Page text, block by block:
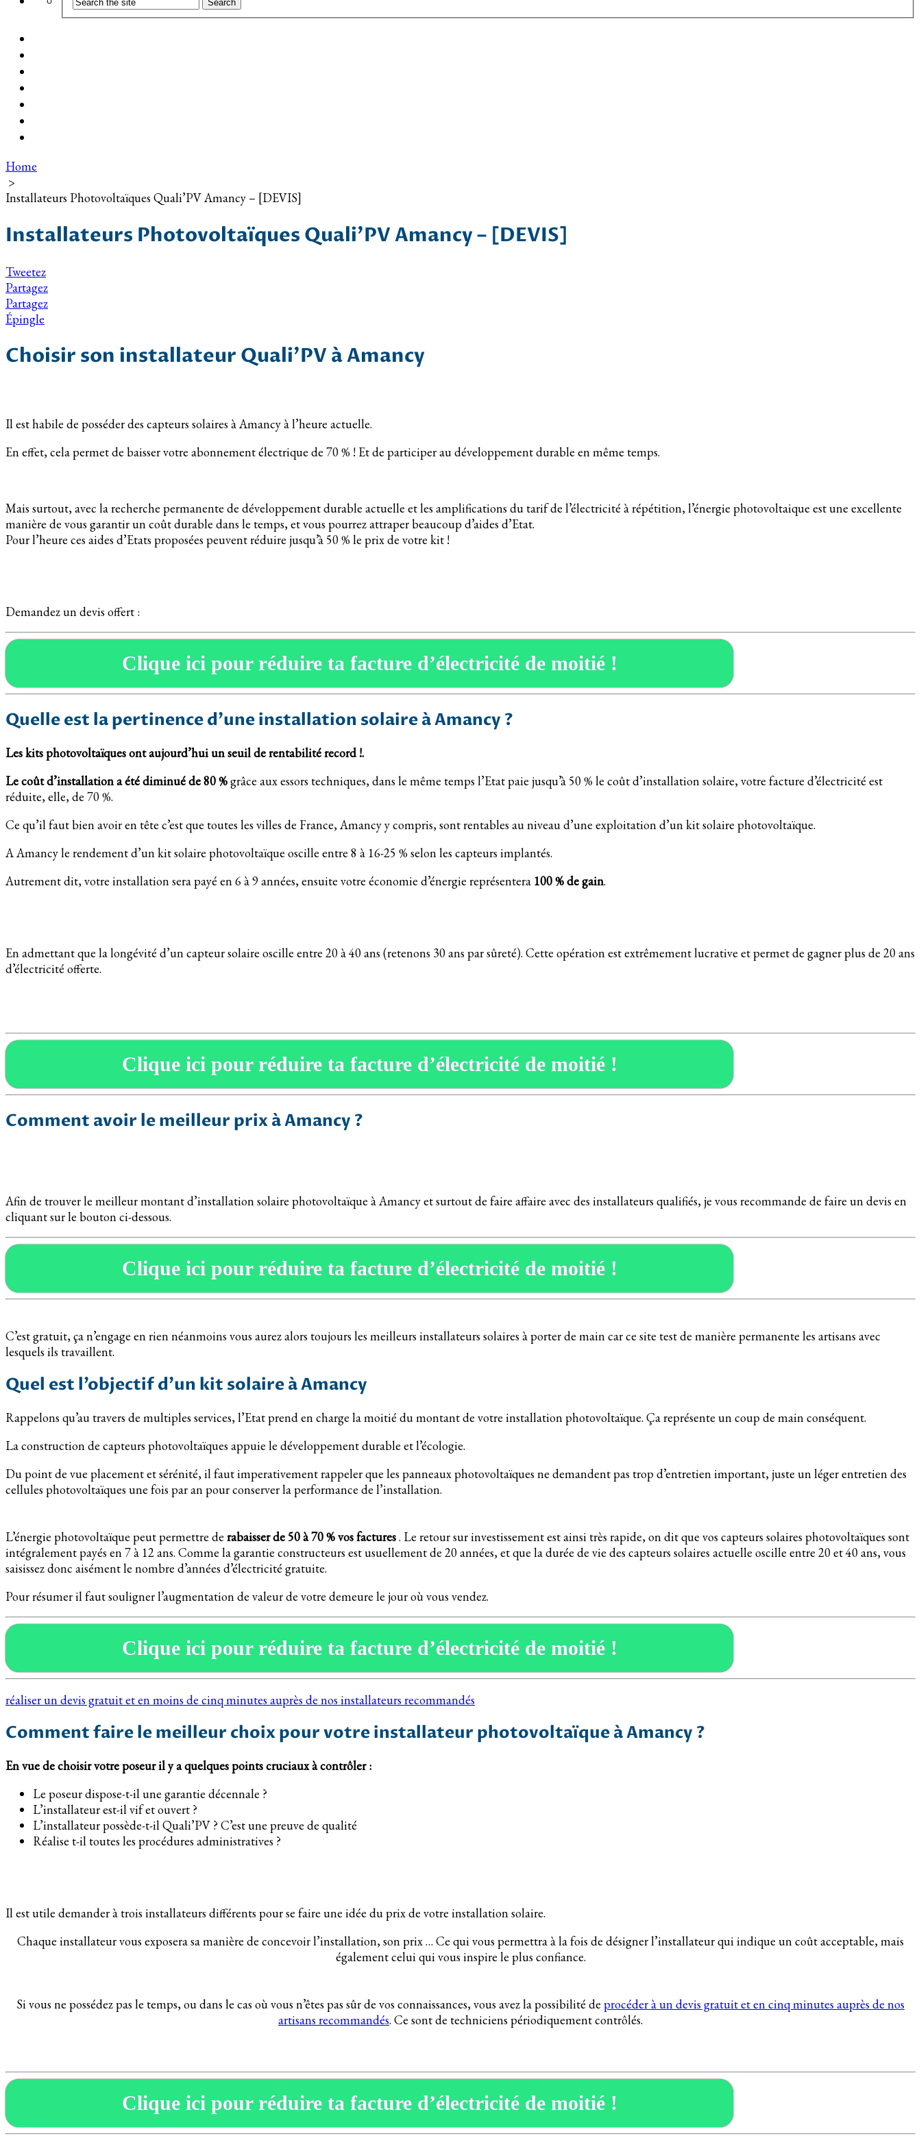
Home
>
Installateurs Photovoltaïques Quali’PV Amancy – [DEVIS]
Installateurs Photovoltaïques Quali’PV Amancy – [DEVIS]
Tweetez
Partagez
Partagez
Épingle
Choisir son installateur Quali’PV à Amancy
Il est habile de posséder des capteurs solaires à Amancy à l’heure actuelle.
En effet, cela permet de baisser votre abonnement électrique de 70 % ! Et de participer au développement durable en même temps.
Mais surtout, avec la recherche permanente de développement durable actuelle et les amplifications du tarif de l’électricité à répétition, l’énergie photovoltaique est une excellente
manière de vous garantir un coût durable dans le temps, et vous pourrez attraper beaucoup d’aides d’Etat.
Pour l’heure ces aides d’Etats proposées peuvent réduire jusqu’à 50 % le prix de votre kit !
Demandez un devis offert :
Clique ici pour réduire ta facture d’électricité de moitié !
Quelle est la pertinence d’une installation solaire à Amancy ?
Les kits photovoltaïques ont aujourd’hui un seuil de rentabilité record !.
Le coût d’installation a été diminué de 80 %grâce aux essors techniques, dans le même temps l’Etat paie jusqu’à 50 % le coût d’installation solaire, votre facture d’électricité est
réduite, elle, de 70 %.
Ce qu’il faut bien avoir en tête c’est que toutes les villes de France, Amancy y compris, sont rentables au niveau d’une exploitation d’un kit solaire photovoltaïque.
A Amancy le rendement d’un kit solaire photovoltaïque oscille entre 8 à 16-25 % selon les capteurs implantés.
Autrement dit, votre installation sera payé en 6 à 9 années, ensuite votre économie d’énergie représentera 100 % de gain.
En admettant que la longévité d’un capteur solaire oscille entre 20 à 40 ans (retenons 30 ans par sûreté). Cette opération est extrêmement lucrative et permet de gagner plus de 20 ans
d’électricité offerte.
Clique ici pour réduire ta facture d’électricité de moitié !
Comment avoir le meilleur prix à Amancy ?
Afin de trouver le meilleur montant d’installation solaire photovoltaïque à Amancy et surtout de faire affaire avec des installateurs qualifiés, je vous recommande de faire un devis en
cliquant sur le bouton ci-dessous.
Clique ici pour réduire ta facture d’électricité de moitié !
C’est gratuit, ça n’engage en rien néanmoins vous aurez alors toujours les meilleurs installateurs solaires à porter de main car ce site test de manière permanente les artisans avec
lesquels ils travaillent.
Quel est l’objectif d’un kit solaire à Amancy
Rappelons qu’au travers de multiples services, l’Etat prend en charge la moitié du montant de votre installation photovoltaïque. Ça représente un coup de main conséquent.
La construction de capteurs photovoltaïques appuie le développement durable et l’écologie.
Du point de vue placement et sérénité, il faut imperativement rappeler que les panneaux photovoltaïques ne demandent pas trop d’entretien important, juste un léger entretien des
cellules photovoltaïques une fois par an pour conserver la performance de l’installation.
L’énergie photovoltaïque peut permettre de rabaisser de 50 à 70 % vos factures. Le retour sur investissement est ainsi très rapide, on dit que vos capteurs solaires photovoltaïques sont
intégralement payés en 7 à 12 ans. Comme la garantie constructeurs est usuellement de 20 années, et que la durée de vie des capteurs solaires actuelle oscille entre 20 et 40 ans, vous
saisissez donc aisément le nombre d’années d’électricité gratuite.
Pour résumer il faut souligner l’augmentation de valeur de votre demeure le jour où vous vendez.
Clique ici pour réduire ta facture d’électricité de moitié !
réaliser un devis gratuit et en moins de cinq minutes auprès de nos installateurs recommandés
Comment faire le meilleur choix pour votre installateur photovoltaïque à Amancy ?
En vue de choisir votre poseur il y a quelques points cruciaux à contrôler :
Le poseur dispose-t-il une garantie décennale ?
L’installateur est-il vif et ouvert ?
L’installateur possède-t-il Quali’PV ? C’est une preuve de qualité
Réalise t-il toutes les procédures administratives ?
Il est utile demander à trois installateurs différents pour se faire une idée du prix de votre installation solaire.
Chaque installateur vous exposera sa manière de concevoir l’installation, son prix … Ce qui vous permettra à la fois de désigner l’installateur qui indique un coût acceptable, mais
également celui qui vous inspire le plus confiance.
Si vous ne possédez pas le temps, ou dans le cas où vous n’êtes pas sûr de vos connaissances, vous avez la possibilité de procéder à un devis gratuit et en cinq minutes auprès de nos
artisans recommandés. Ce sont de techniciens périodiquement contrôlés.
Clique ici pour réduire ta facture d’électricité de moitié !